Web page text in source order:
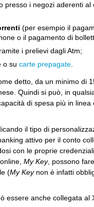
presso i negozi aderenti
(per esempio il
o il pagamento di
i prelievi dagli Atm;
o su carte prepagate.
detto, da un minimo di
Quindi si può, in
di spesa più in
il tipo di
attivo per il conto
con le proprie
My Key, possono
(My Keynon è infatti
essere anche collegata al